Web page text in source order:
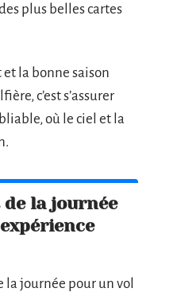
plus belles cartes
la bonne saison
c’est s’assurer
où le ciel et la
la journée
la journée pour un vol